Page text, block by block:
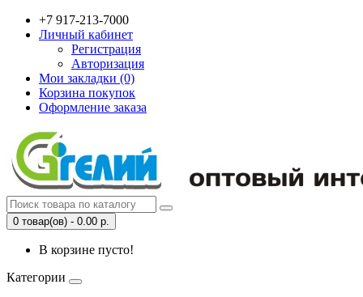
+7 917-213-7000
Личный кабинет
Регистрация
Авторизация
Мои закладки (0)
Корзина покупок
Оформление заказа
0 товар(ов) - 0.00 р.
В корзине пусто!
Категории